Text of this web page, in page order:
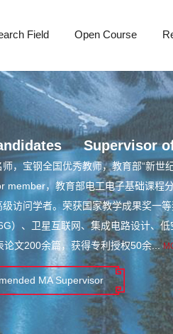
Field Open Course
Supervisor
，宝钢全国优秀教师，教育部“新世
，教育部电工电子基础课程
访问学者。荣获国家教学成果奖一
）、卫星互联网、集成电路设计、
论文200余篇，获得专利授权50余...
MA Supervisor